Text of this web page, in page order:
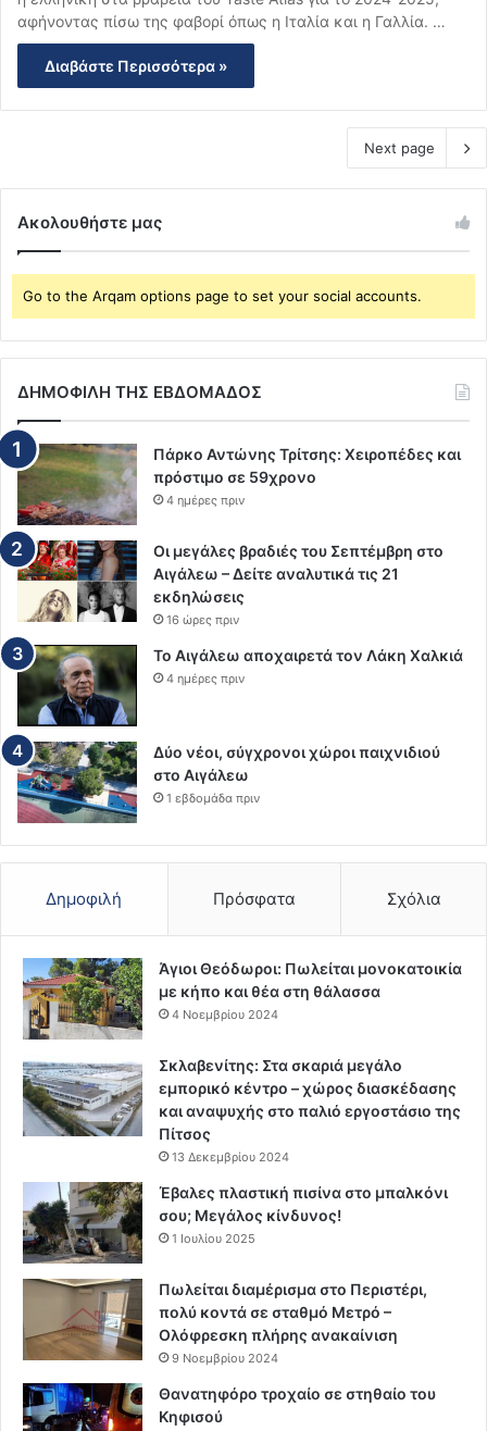
αφήνοντας πίσω της φαβορί όπως η Ιταλία και η Γαλλία. …
Διαβάστε Περισσότερα »
Next page
Ακολουθήστε μας
Go to the Arqam options page to set your social accounts.
ΔΗΜΟΦΙΛΗ ΤΗΣ ΕΒΔΟΜΑΔΟΣ
Πάρκο Αντώνης Τρίτσης: Χειροπέδες και
πρόστιμο σε 59χρονο
4 ημέρες πριν
Οι μεγάλες βραδιές του Σεπτέμβρη στο
Αιγάλεω – Δείτε αναλυτικά τις 21
εκδηλώσεις
16 ώρες πριν
Το Αιγάλεω αποχαιρετά τον Λάκη Χαλκιά
4 ημέρες πριν
Δύο νέοι, σύγχρονοι χώροι παιχνιδιού
στο Αιγάλεω
1 εβδομάδα πριν
Δημοφιλή Πρόσφατα Σχόλια
Άγιοι Θεόδωροι: Πωλείται μονοκατοικία
με κήπο και θέα στη θάλασσα
4 Νοεμβρίου 2024
Σκλαβενίτης: Στα σκαριά μεγάλο
εμπορικό κέντρο – χώρος διασκέδασης
και αναψυχής στο παλιό εργοστάσιο της
Πίτσος
13 Δεκεμβρίου 2024
Έβαλες πλαστική πισίνα στο μπαλκόνι
σου; Μεγάλος κίνδυνος!
1 Ιουλίου 2025
Πωλείται διαμέρισμα στο Περιστέρι,
πολύ κοντά σε σταθμό Μετρό –
Ολόφρεσκη πλήρης ανακαίνιση
9 Νοεμβρίου 2024
Θανατηφόρο τροχαίο σε στηθαίο του
Κηφισού